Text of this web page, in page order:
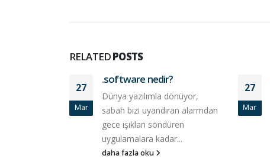
RELATEDPOSTS
27
Mar
.software nedir?
Dünya yazılımla dönüyor,
sabah bizi uyandıran alarmdan
gece ışıkları söndüren
uygulamalara kadar...
daha fazla oku
27
Mar